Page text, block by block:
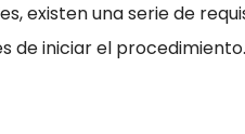
existen una serie de
iniciar el